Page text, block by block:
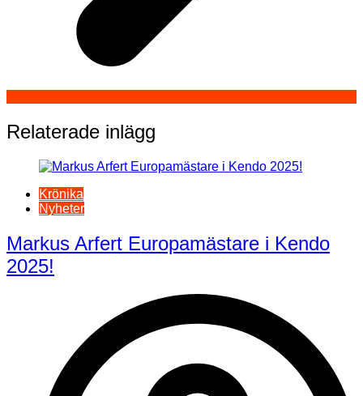
Relaterade inlägg
Krönika
Nyheter
Markus Arfert Europamästare i Kendo
2025!